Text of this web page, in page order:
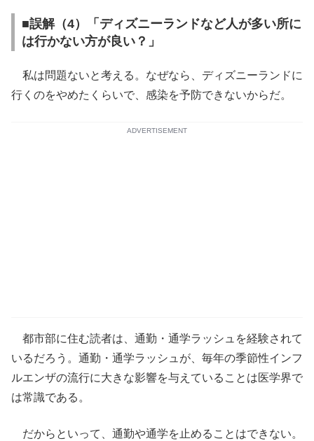
■誤解（4）「ディズニーランドなど人が多い所に
は行かない方が良い？」
私は問題ないと考える。なぜなら、ディズニーランドに
行くのをやめたくらいで、感染を予防できないからだ。
ADVERTISEMENT
都市部に住む読者は、通勤・通学ラッシュを経験されて
いるだろう。通勤・通学ラッシュが、毎年の季節性インフ
ルエンザの流行に大きな影響を与えていることは医学界で
は常識である。
だからといって、通勤や通学を止めることはできない。